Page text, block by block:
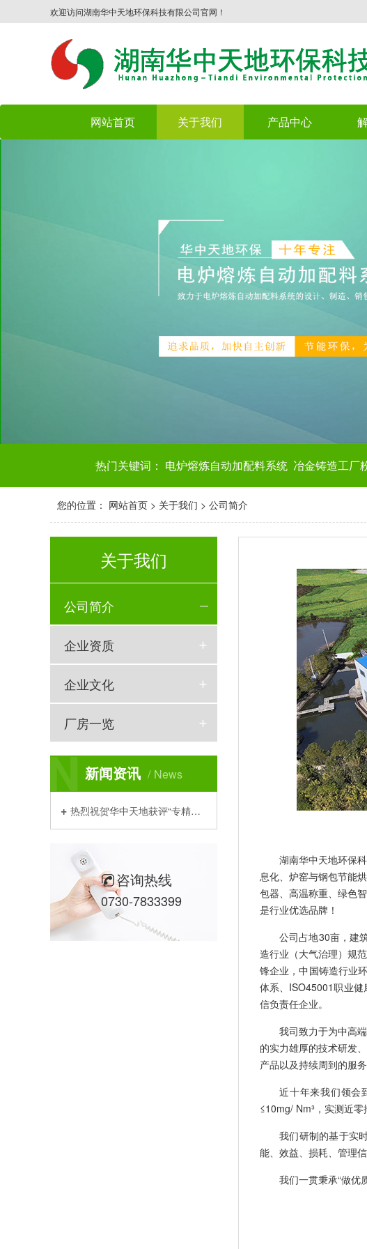
欢迎访问湖南华中天地环保科技有限公司官网！
网站首页 关于我们 产品中心
热门关键词： 电炉熔炼自动加配料系统 冶金铸造工厂
您的位置： 网站首页 > 关于我们 > 公司简介
关于我们
公司简介
企业资质
企业文化
厂房一览
新闻资讯 News
N
热烈祝贺华中天地获评“专精特新小巨人”企业！
咨询热线
0730-7833399
湖南华中天地环保
息化、炉窑与钢包节能
包器、高温称重、绿色
是行业优选品牌！
公司占地30亩，建
造行业（大气治理）规
锋企业，中国铸造行业
体系、ISO45001职业
信负责任企业。
我司致力于为中高
的实力雄厚的技术研发
产品以及持续周到的服
近十年来我们领会
≤10mg/ Nm³，实测近
我们研制的基于实
能、效益、损耗、管理
我们一贯秉承“做优